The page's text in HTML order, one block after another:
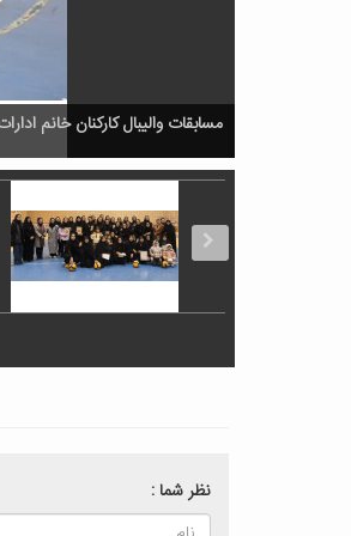
مسابقات والیبال کارکنان خانم
نظر شما :